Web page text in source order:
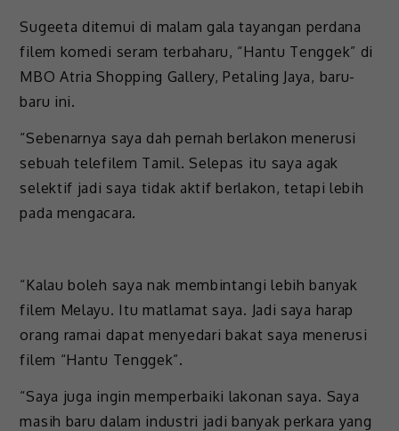
Sugeeta ditemui di malam gala tayangan perdana
filem komedi seram terbaharu, “Hantu Tenggek” di
MBO Atria Shopping Gallery, Petaling Jaya, baru-
baru ini.
“Sebenarnya saya dah pernah berlakon menerusi
sebuah telefilem Tamil. Selepas itu saya agak
selektif jadi saya tidak aktif berlakon, tetapi lebih
pada mengacara.
“Kalau boleh saya nak membintangi lebih banyak
filem Melayu. Itu matlamat saya. Jadi saya harap
orang ramai dapat menyedari bakat saya menerusi
filem “Hantu Tenggek”.
“Saya juga ingin memperbaiki lakonan saya. Saya
masih baru dalam industri jadi banyak perkara yang